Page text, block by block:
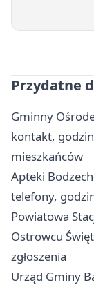
Przydatne
Gminny
kontakt,
mieszkańców
Apteki
telefony,
Powiatowa
Ostrowcu
zgłoszenia
Urząd Gminy